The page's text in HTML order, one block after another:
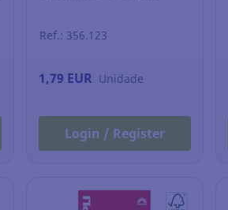
Ref.: 356.123
1,79 EUR Unidade
Login / Register